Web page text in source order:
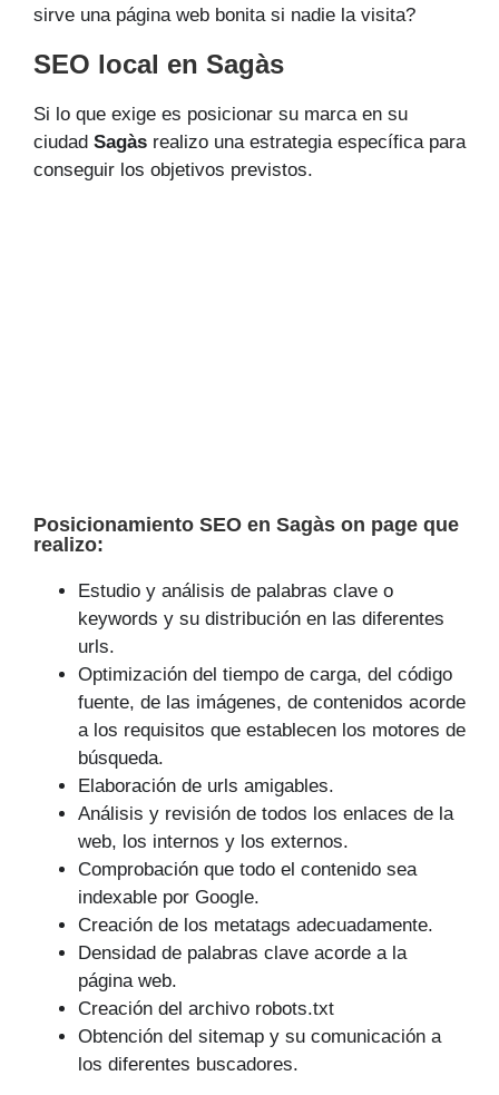
sirve una página web bonita si nadie la visita?
SEO local en Sagàs
Si lo que exige es posicionar su marca en su
ciudad Sagàs realizo una estrategia específica para
conseguir los objetivos previstos.
Posicionamiento SEO en Sagàs on page que
realizo:
Estudio y análisis de palabras clave o
keywords y su distribución en las diferentes
urls.
Optimización del tiempo de carga, del código
fuente, de las imágenes, de contenidos acorde
a los requisitos que establecen los motores de
búsqueda.
Elaboración de urls amigables.
Análisis y revisión de todos los enlaces de la
web, los internos y los externos.
Comprobación que todo el contenido sea
indexable por Google.
Creación de los metatags adecuadamente.
Densidad de palabras clave acorde a la
página web.
Creación del archivo robots.txt
Obtención del sitemap y su comunicación a
los diferentes buscadores.